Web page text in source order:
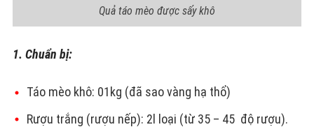
Quả táo mèo được sấy khô
1. Chuẩn bị:
Táo mèo khô: 01kg (đã sao vàng hạ thổ)
Rượu trắng (rượu nếp): 2l loại (từ 35 – 45 độ rượu).